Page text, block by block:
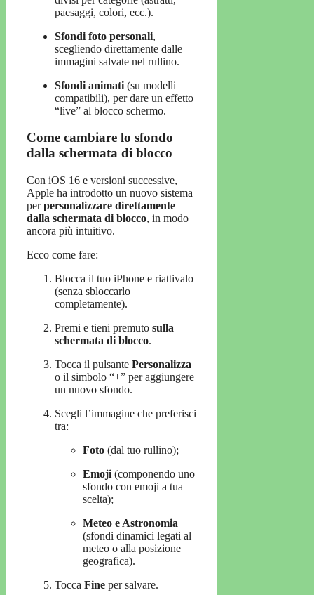
paesaggi, colori, ecc.).
Sfondi foto personali,
scegliendo direttamente dalle
immagini salvate nel rullino.
Sfondi animati (su modelli
compatibili), per dare un effetto
“live” al blocco schermo.
Come cambiare lo sfondo
dalla schermata di blocco
Con iOS 16 e versioni successive,
Apple ha introdotto un nuovo sistema
perpersonalizzare direttamente
dalla schermata di blocco, in modo
ancora più intuitivo.
Ecco come fare:
Blocca il tuo iPhone e riattivalo
(senza sbloccarlo
completamente).
Premi e tieni premuto sulla
schermata di blocco.
Tocca il pulsante Personalizza
o il simbolo “+” per aggiungere
un nuovo sfondo.
Scegli l’immagine che preferisci
tra:
Foto (dal tuo rullino);
Emoji (componendo uno
sfondo con emoji a tua
scelta);
Meteo e Astronomia
(sfondi dinamici legati al
meteo o alla posizione
geografica).
Tocca Fine per salvare.